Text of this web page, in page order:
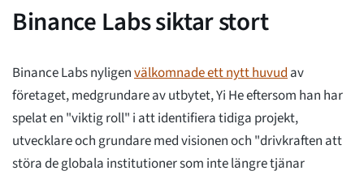
Binance Labs siktar stort
Binance Labs nyligenvälkomnade ett nytt huvudav
företaget, medgrundare av utbytet, Yi He eftersom han har
spelat en "viktig roll" i att identifiera tidiga projekt,
utvecklare och grundare med visionen och "drivkraften att
störa de globala institutioner som inte längre tjänar